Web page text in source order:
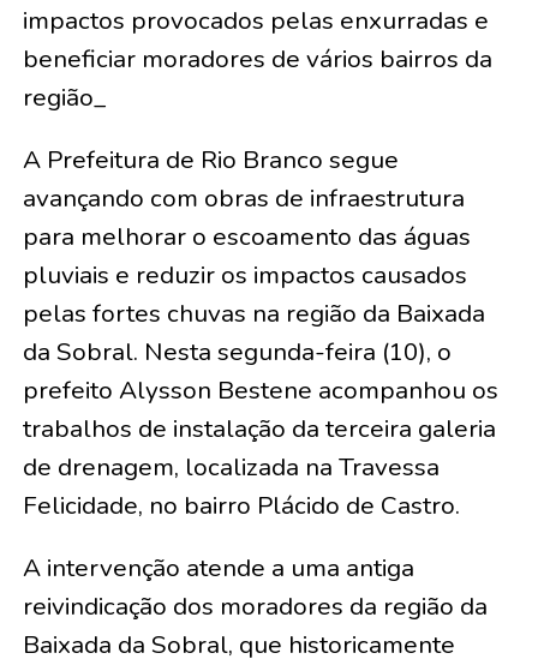
impactos provocados pelas enxurradas e
beneficiar moradores de vários bairros da
região_
A Prefeitura de Rio Branco segue
avançando com obras de infraestrutura
para melhorar o escoamento das águas
pluviais e reduzir os impactos causados
pelas fortes chuvas na região da Baixada
da Sobral. Nesta segunda-feira (10), o
prefeito Alysson Bestene acompanhou os
trabalhos de instalação da terceira galeria
de drenagem, localizada na Travessa
Felicidade, no bairro Plácido de Castro.
A intervenção atende a uma antiga
reivindicação dos moradores da região da
Baixada da Sobral, que historicamente